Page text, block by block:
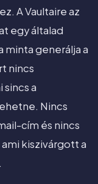
A Vaultaire az
egy általad
generálja a
nincs
a
Nincs
cím és nincs
kiszivárgott a